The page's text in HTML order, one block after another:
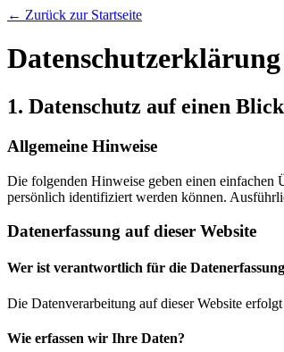
← Zurück zur Startseite
Datenschutz­erklärung
1. Datenschutz auf einen Blick
Allgemeine Hinweise
Die folgenden Hinweise geben einen einfachen
persönlich identifiziert werden können.
Datenerfassung auf dieser Website
Wer ist verantwortlich für die
Die Datenverarbeitung auf dieser Website
Wie erfassen wir Ihre Daten?